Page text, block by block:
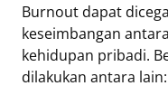
Burnout dapat
keseimbangan
kehidupan pribadi.
dilakukan antara lain: